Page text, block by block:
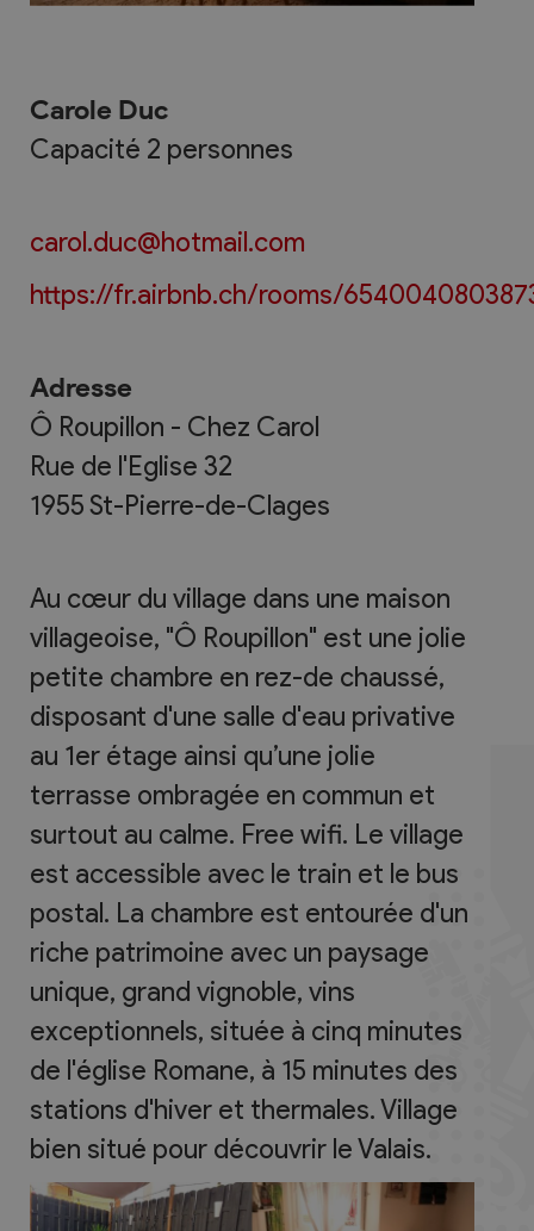
Carole Duc
Capacité 2 personnes
carol.duc@hotmail.com
https://fr.airbnb.ch/rooms/
Adresse
Ô Roupillon - Chez Carol
Rue de l'Eglise 32
1955St-Pierre-de-Clages
Au cœur du village dans une maison
villageoise, "Ô Roupillon" est une jolie
petite chambre en rez-de chaussé,
disposant d'une salle d'eau privative
au 1er étage ainsi qu’une jolie
terrasse ombragée en commun et
surtout au calme. Free wifi. Le village
est accessible avec le train et le bus
postal. La chambre est entourée d'un
riche patrimoine avec un paysage
unique, grand vignoble, vins
exceptionnels, située à cinq minutes
de l'église Romane, à 15 minutes des
stations d'hiver et thermales. Village
bien situé pour découvrir le Valais.